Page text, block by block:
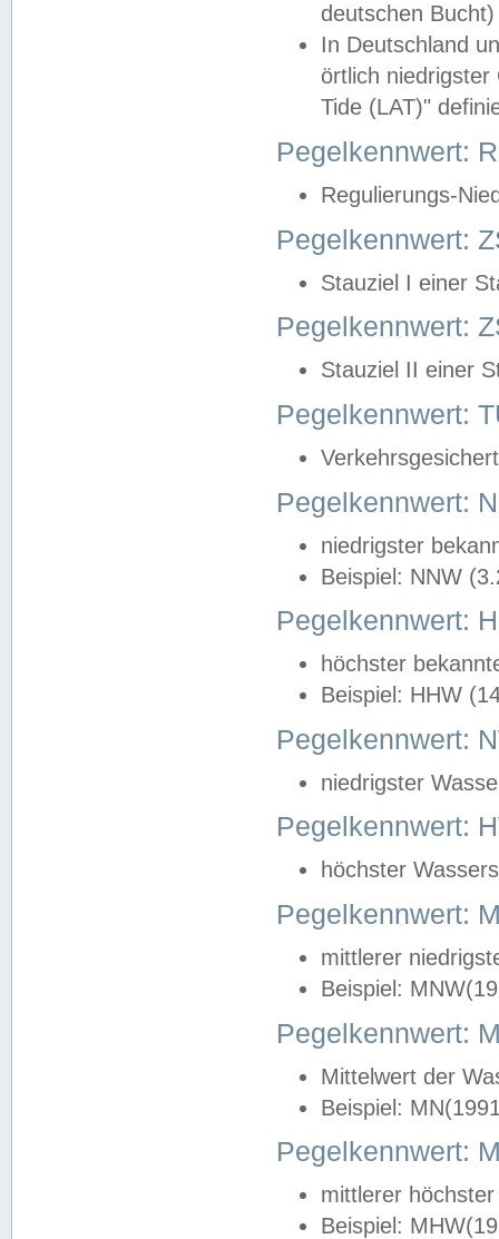
deutschen
In Deutschland
örtlich
Tide (LAT)"
Pegelkennwert:
Regulierungs-
Pegelkennwert:
Stauziel I einer
Pegelkennwert:
Stauziel II einer
Pegelkennwert:
Pegelkennwert:
niedrigster
Beispiel: NNW
Pegelkennwert:
höchster
Beispiel: HHW
Pegelkennwert:
niedrigster
Pegelkennwert:
höchster
Pegelkennwert:
mittlerer
Beispiel:
Pegelkennwert:
Mittelwert der
Beispiel:
Pegelkennwert:
mittlerer
Beispiel: